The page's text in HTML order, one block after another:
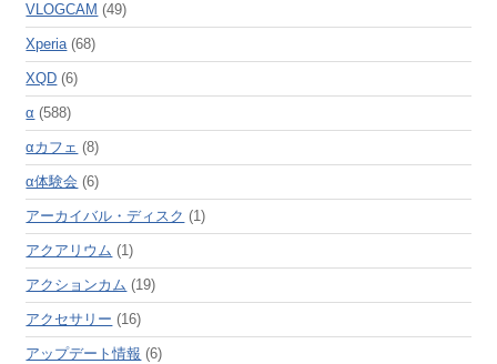
VLOGCAM (49)
Xperia(68)
XQD (6)
α (588)
αカフェ (8)
α体験会 (6)
アーカイバル・ディスク (1)
アクアリウム (1)
アクションカム (19)
アクセサリー (16)
アップデート情報 (6)